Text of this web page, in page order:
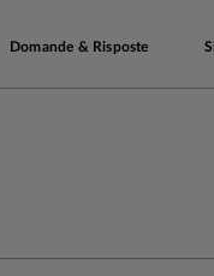
Domande & Risposte